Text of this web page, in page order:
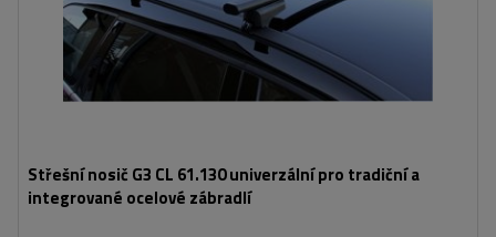
Střešní nosič G3 CL 61.130 univerzální pro tradiční a
integrované ocelové zábradlí